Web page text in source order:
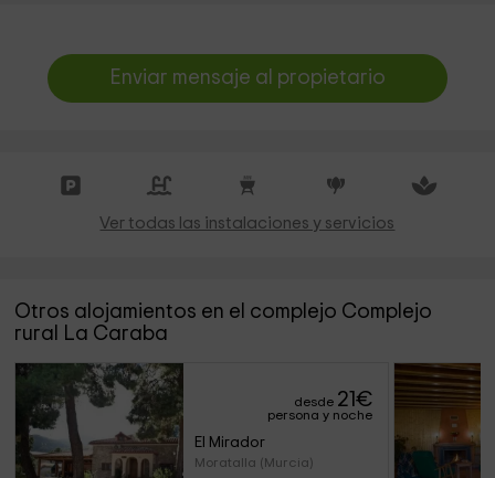
Enviar mensaje al propietario
Ver todas las instalaciones y servicios
Otros alojamientos en el complejo Complejo
rural La Caraba
desde 21€
persona y noche
El Mirador
Moratalla (Murcia)